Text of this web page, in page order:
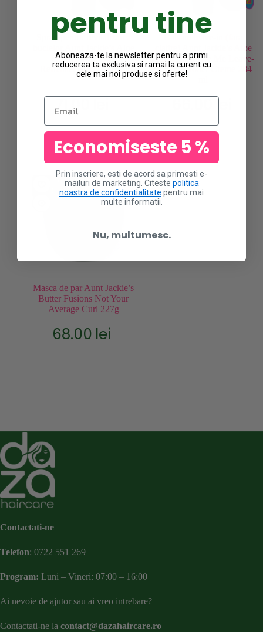
& Mint Wake Up
Refresher Spray 118 ml
71.00
clatire) Aunt Jackie’s Aloe
& Mint Hydrate Me Leave-
In Conditioner Creme 284
lei
STOC
EPUIZAT
Masca de par Aunt Jackie’s
Butter Fusions Not Your
Average Curl 227g
68.00 lei
Contactati-ne
Telefon: 0722 551 269
Program: Luni – Vineri: 07:00 – 16:00
Ai nevoie de ajutor sau ai vreo intrebare?
Contactati-ne la contact@dazahaircare.ro
pentru tine
Aboneaza-te la newsletter pentru a primi
reducerea ta exclusiva si ramai la curent cu
cele mai noi produse si oferte!
Email
Economiseste 5 %
Prin inscriere, esti de acord sa primesti e-
mailuri de marketing. Citeste politica
noastra de confidentialitate pentru mai
multe informatii.
Nu, multumesc.